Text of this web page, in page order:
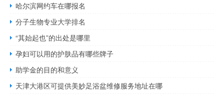
哈尔滨网约车在哪报名
分子生物专业大学排名
“其始起也”的出处是哪里
孕妇可以用的护肤品有哪些牌子
助学金的目的和意义
天津大港区可提供美妙足浴盆维修服务地址在哪